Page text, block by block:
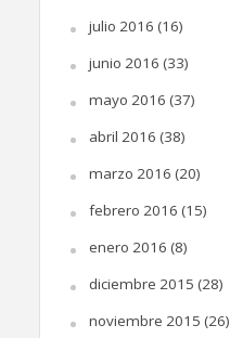
julio 2016 (16)
junio 2016 (33)
mayo 2016 (37)
abril 2016 (38)
marzo 2016 (20)
febrero 2016 (15)
enero 2016 (8)
diciembre 2015 (28)
noviembre 2015 (26)